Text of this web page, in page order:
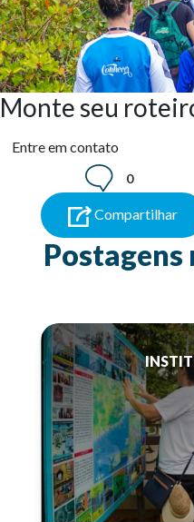
Monte seu
Entre em contato
0
Compartilhar